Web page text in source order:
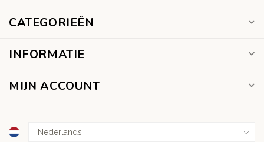
CATEGORIEËN
INFORMATIE
MIJN ACCOUNT